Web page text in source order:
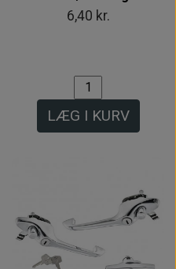
6,40 kr.
LÆG I KURV